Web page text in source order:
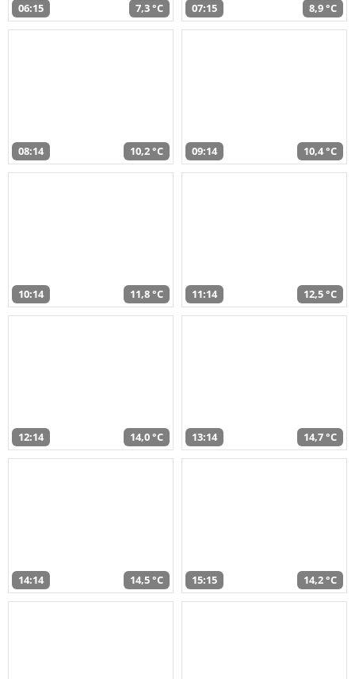
06:15 7,3 °C 07:15 8,9 °C
08:14 10,2 °C 09:14 10,4 °C
10:14 11,8 °C 11:14 12,5 °C
12:14 14,0 °C 13:14 14,7 °C
14:14 14,5 °C 15:15 14,2 °C